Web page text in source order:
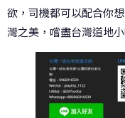
欲，司機都可以配合你
灣之美，嚐盡台灣道地小